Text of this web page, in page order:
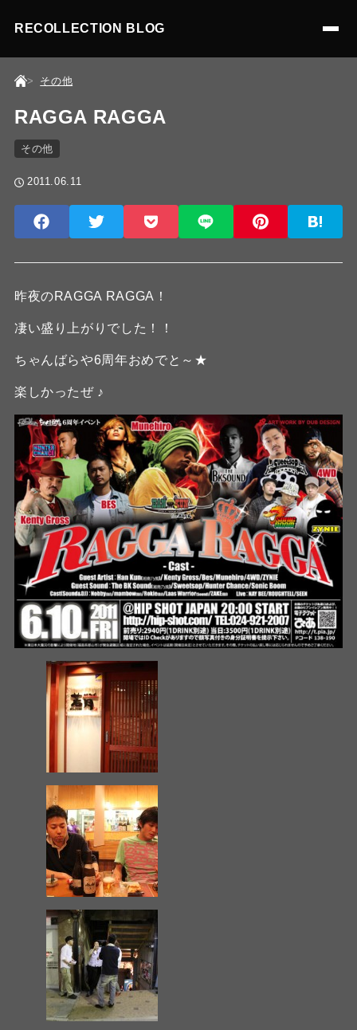
RECOLLECTION BLOG
その他
RAGGA RAGGA
その他
2011.06.11
昨夜のRAGGA RAGGA！
凄い盛り上がりでした！！
ちゃんばらや6周年おめでと～★
楽しかったぜ ♪